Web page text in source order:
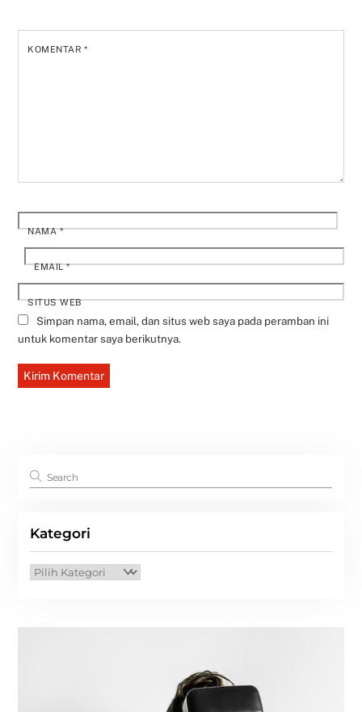
KOMENTAR*
NAMA*
EMAIL*
SITUS WEB
Simpan nama, email, dan situs web saya pada peramban ini
untuk komentar saya berikutnya.
Kategori
Kategori